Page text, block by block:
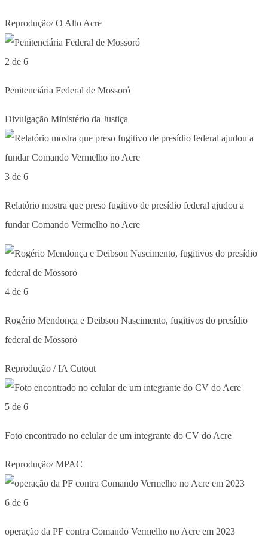
Reprodução/ O Alto Acre
2 de 6
Penitenciária Federal de Mossoró
Divulgação Ministério da Justiça
3 de 6
Relatório mostra que preso fugitivo de presídio federal ajudou a
fundar Comando Vermelho no Acre
4 de 6
Rogério Mendonça e Deibson Nascimento, fugitivos do presídio
federal de Mossoró
Reprodução / IA Cutout
5 de 6
Foto encontrado no celular de um integrante do CV do Acre
Reprodução/ MPAC
6 de 6
operação da PF contra Comando Vermelho no Acre em 2023